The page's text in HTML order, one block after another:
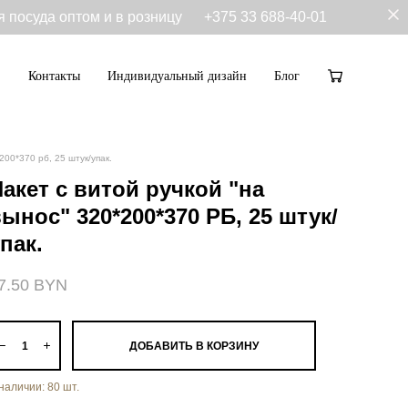
посуда оптом и в розницу +375 33 688-40-01
Контакты Индивидуальный дизайн Блог
рб, 25 штук/упак.
с витой ручкой "на
320*200*370 РБ, 25 штук/
BYN
80 шт.
ДОБАВИТЬ В КОРЗИНУ